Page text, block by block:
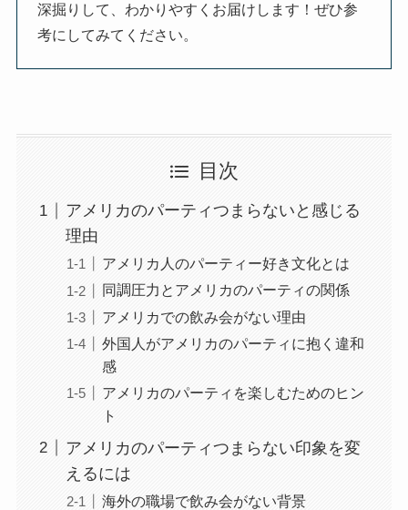
深掘りして、わかりやすくお届けします！ぜひ参
考にしてみてください。
目次
アメリカのパーティつまらないと感じる
理由
アメリカ人のパーティー好き文化とは
同調圧力とアメリカのパーティの関係
アメリカでの飲み会がない理由
外国人がアメリカのパーティに抱く違和
感
アメリカのパーティを楽しむためのヒン
ト
アメリカのパーティつまらない印象を変
えるには
海外の職場で飲み会がない背景